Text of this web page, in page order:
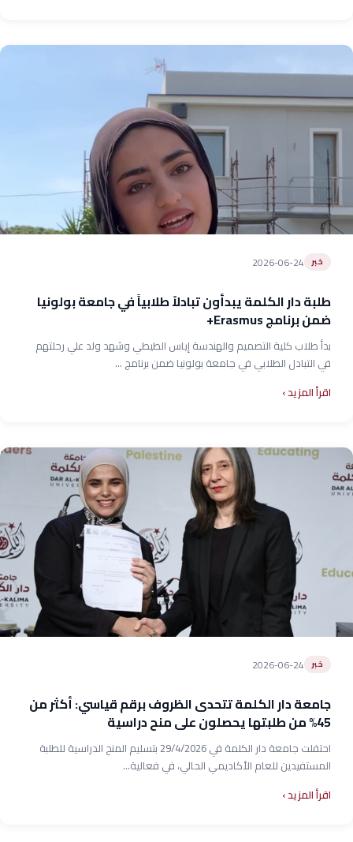
خبر 2026-06-24
طلبة دار الكلمة يبدأون تبادلاً طلابياً في جامعة بولونيا
ضمن برنامج Erasmus+
بدأ طلاب كلية التصميم والهندسة إياس الطيطي وشهد ولد علي رحلتهم
في التبادل الطلابي في جامعة بولونيا ضمن برنامج ...
اقرأ المزيد
خبر 2026-06-24
جامعة دار الكلمة تتحدى الظروف برقم قياسي: أكثر من
45% من طلبتها يحصلون على منح دراسية
احتفلت جامعة دار الكلمة في 29/4/2026 بتسليم المنح الدراسية للطلبة
المستفيدين للعام الأكاديمي الحالي، في فعالية...
اقرأ المزيد